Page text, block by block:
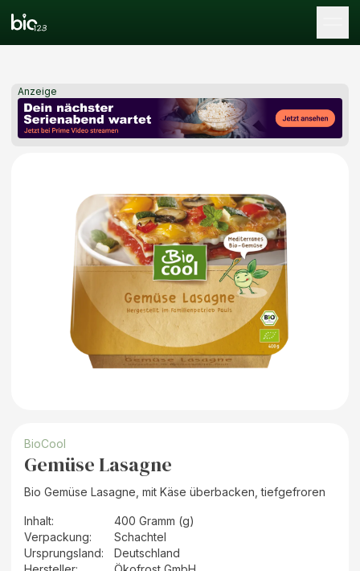
Anzeige
BioCool
Gemüse Lasagne
Bio Gemüse Lasagne, mit Käse überbacken, tiefgefroren
Inhalt:
400 Gramm (g)
Verpackung:
Schachtel
Ursprungsland:
Deutschland